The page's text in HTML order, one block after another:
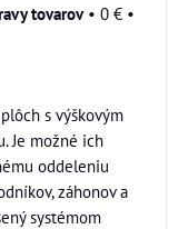
tovarov• 0 € •
s výškovým
Je možné ich
oddeleniu
záhonov a
systémom